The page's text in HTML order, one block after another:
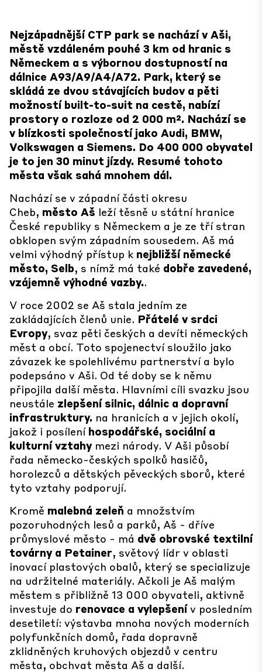
Nejzápadnější CTP park se nachází v Aši,
městě vzdáleném pouhé 3 km od hranic s
Německem a s výbornou dostupností na
dálnice A93/A9/A4/A72. Park, který se
skládá ze dvou stávajících budov a pěti
možností built-to-suit na cestě, nabízí
prostory o rozloze od 2 000 m². Nachází se
v blízkosti společností jako Audi, BMW,
Volkswagen a Siemens. Do 400 000 obyvatel
je to jen 30 minut jízdy. Resumé tohoto
města však sahá mnohem dál.
Nachází se v západní části okresu
Cheb, město Aš leží těsně u státní hranice
České republiky s Německem a je ze tří stran
obklopen svým západním sousedem. Aš má
velmi výhodný přístup k nejbližší německé
město, Selb, s nímž má také dobře zavedené,
vzájemně výhodné vazby..
V roce 2002 se Aš stala jedním ze
zakládajících členů unie. Přátelé v srdci
Evropy, svaz pěti českých a devíti německých
měst a obcí. Toto spojenectví sloužilo jako
závazek ke spolehlivému partnerství a bylo
podepsáno v Aši. Od té doby se k němu
připojila další města. Hlavními cíli svazku jsou
neustále zlepšení silnic, dálnic a dopravní
infrastruktury. na hranicích a v jejich okolí,
jakož i posílení hospodářské, sociální a
kulturní vztahy mezi národy. V Aši působí
řada německo-českých spolků hasičů,
horolezců a dětských pěveckých sborů, které
tyto vztahy podporují.
Kromě malebná zeleň a množstvím
pozoruhodných lesů a parků, Aš - dříve
průmyslové město - má dvě obrovské textilní
továrny a Petainer, světový lídr v oblasti
inovací plastových obalů, který se specializuje
na udržitelné materiály. Ačkoli je Aš malým
městem s přibližně 13 000 obyvateli, aktivně
investuje do renovace a vylepšenív posledním
desetiletí: výstavba mnoha nových moderních
polyfunkčních domů, řada dopravně
zklidněných kruhových objezdů v centru
města, obchvat města Aš a další.